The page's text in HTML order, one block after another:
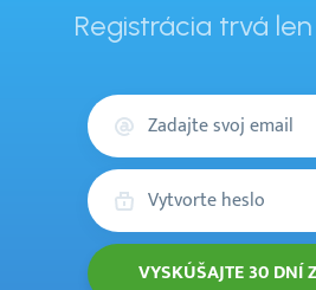
Registrácia trvá
Váš